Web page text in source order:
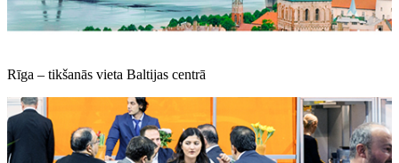
Rīga – tikšanās vieta Baltijas centrā